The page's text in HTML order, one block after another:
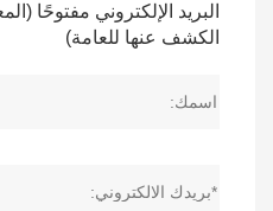
البريد الإلكتروني مفتوحًا
الكشف عنها للعامة)